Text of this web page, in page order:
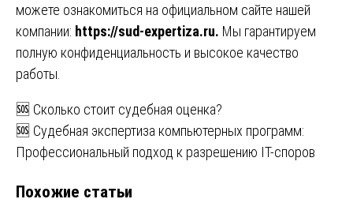
можете ознакомиться на официальном сайте нашей
компании: https://sud-expertiza.ru. Мы гарантируем
полную конфиденциальность и высокое качество
работы.
Навигация
по
🆘 Сколько стоит судебная оценка?
🆘 Судебная экспертиза компьютерных программ:
Профессиональный подход к разрешению IT-споров
Похожие статьи